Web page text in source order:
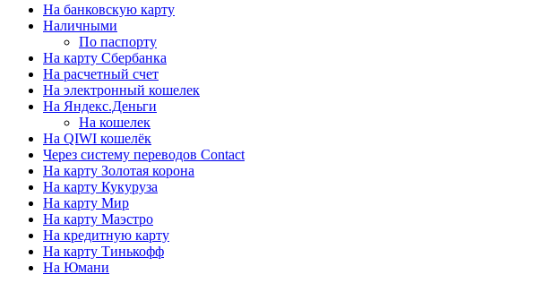
На банковскую карту
Наличными
По паспорту
На карту Сбербанка
На расчетный счет
На электронный кошелек
На Яндекс.Деньги
На кошелек
На QIWI кошелёк
Через систему переводов Contact
На карту Золотая корона
На карту Кукуруза
На карту Мир
На карту Маэстро
На кредитную карту
На карту Тинькофф
На Юмани